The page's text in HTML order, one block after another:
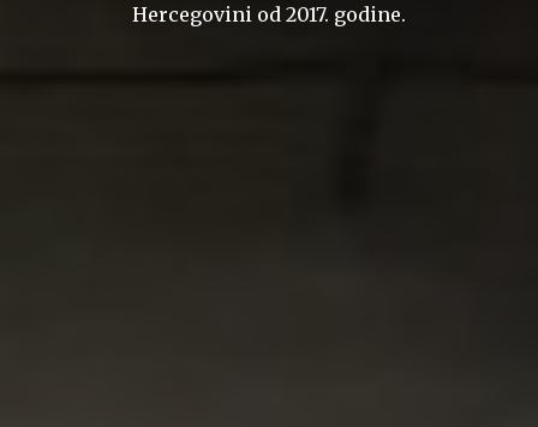
Hercegovini od 2017. godine.